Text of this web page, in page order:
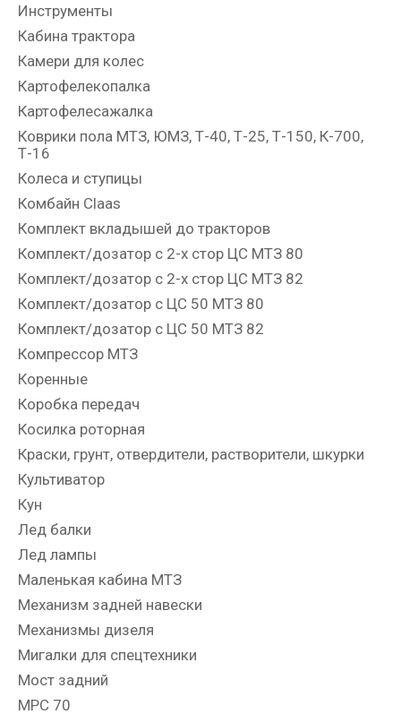
Инструменты
Кабина трактора
Камери для колес
Картофелекопалка
Картофелесажалка
Коврики пола МТЗ, ЮМЗ, Т-40, Т-25, Т-150, К-700,
Т-16
Колеса и ступицы
Комбайн Claas
Комплект вкладышей до тракторов
Комплект/дозатор с 2-х стор ЦС МТЗ 80
Комплект/дозатор с 2-х стор ЦС МТЗ 82
Комплект/дозатор с ЦС 50 МТЗ 80
Комплект/дозатор с ЦС 50 МТЗ 82
Компрессор МТЗ
Коренные
Коробка передач
Косилка роторная
Краски, грунт, отвердители, растворители, шкурки
Культиватор
Кун
Лед балки
Лед лампы
Маленькая кабина МТЗ
Механизм задней навески
Механизмы дизеля
Мигалки для спецтехники
Мост задний
МРС 70